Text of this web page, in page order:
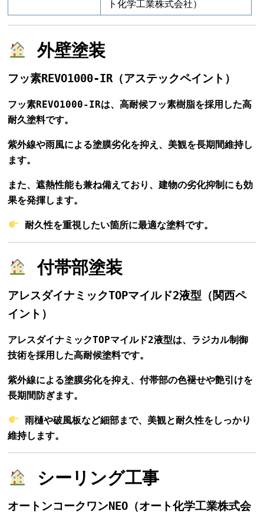
ト化学工業株式会社）
外壁塗装
フッ素REVO1000-IR（アステックペイント）
フッ素REVO1000-IRは、高耐候フッ素樹脂を採用した高
耐久塗料です。
紫外線や雨風による塗膜劣化を抑え、美観を長期間維持し
ます。
また、遮熱性能も兼ね備えており、建物の劣化抑制にも効
果を発揮します。
耐久性を重視したい箇所に最適な塗料です。
付帯部塗装
アレスダイナミックTOPマイルド2液型（関西ペ
イント）
アレスダイナミックTOPマイルド2液型は、ラジカル制御
技術を採用した高耐候塗料です。
紫外線による塗膜劣化を抑え、付帯部の色褪せや艶引けを
長期間防ぎます。
雨樋や破風板など細部まで、美観と耐久性をしっかり
維持します。
シーリング工事
オートンコークワンNEO（オート化学工業株式会